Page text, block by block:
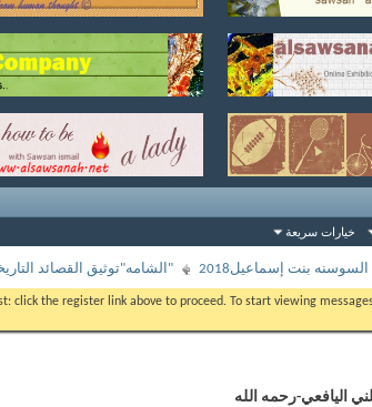
خيارات سريعة
بنت إسماعيل2018 "الشامه"توثيق القصائد
click the register link above to proceed. To start viewing
اليافعي-رحمه الله